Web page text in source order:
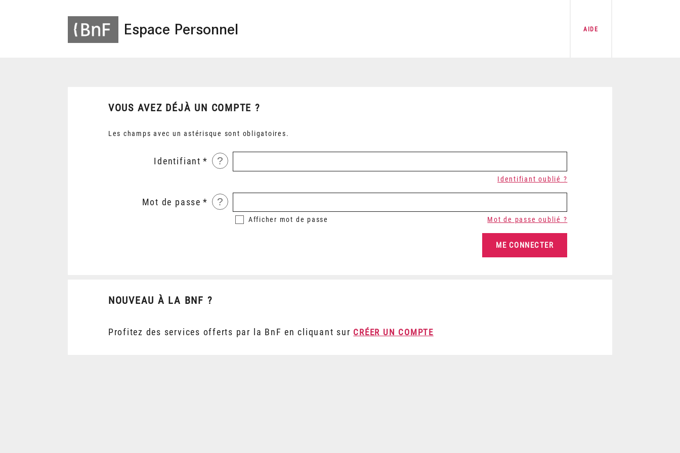
Espace Personnel AIDE
VOUS AVEZ DÉJÀ UN COMPTE ?
Les champs avec un astérisque sont obligatoires.
Identifiant ?
Identifiant oublié ?
Mot de passe ?
Afficher mot de passe Mot de passe oublié ?
NOUVEAU À LA BNF ?
Profitez des services offerts par la BnF en cliquant sur CRÉER UN COMPTE